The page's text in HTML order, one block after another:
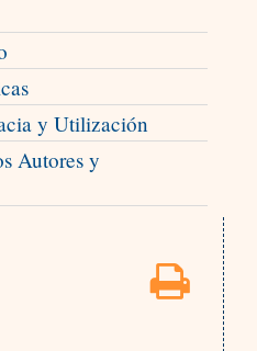
y Utilización
Autores y